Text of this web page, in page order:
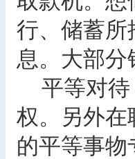
行、储蓄
息。大部
平等对待
权。另外
的平等事